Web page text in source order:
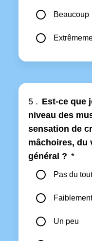
Beaucoup
5 . Est-ce que
niveau des
sensation de
mâchoires, du
général ? *
Pas du tout
Faiblement
Un peu